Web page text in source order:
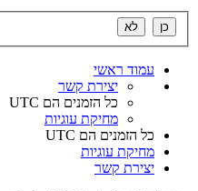
עמוד ראשי
יצירת קשר
כל הזמנים הם UTC
מחיקת עוגיות
כל הזמנים הם UTC
מחיקת עוגיות
יצירת קשר